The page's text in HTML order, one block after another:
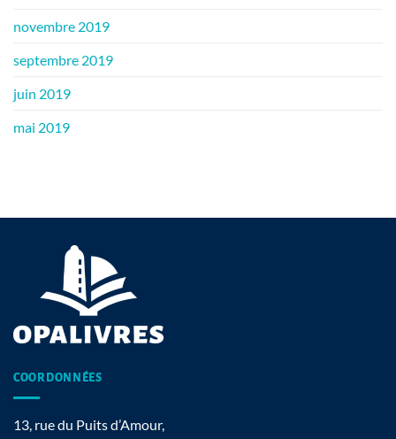
novembre 2019
septembre 2019
juin 2019
mai 2019
COORDONNÉES
13, rue du Puits d’Amour,